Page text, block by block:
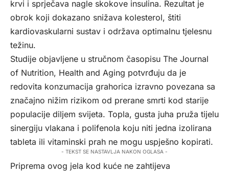
krvi i sprječava nagle skokove insulina. Rezultat je
obrok koji dokazano snižava kolesterol, štiti
kardiovaskularni sustav i održava optimalnu tjelesnu
težinu.
Studije objavljene u stručnom časopisu The Journal
of Nutrition, Health and Aging potvrđuju da je
redovita konzumacija grahorica izravno povezana sa
značajno nižim rizikom od prerane smrti kod starije
populacije diljem svijeta. Topla, gusta juha pruža tijelu
sinergiju vlakana i polifenola koju niti jedna izolirana
tableta ili vitaminski prah ne mogu uspješno kopirati.
- TEKST SE NASTAVLJA NAKON OGLASA -
Priprema ovog jela kod kuće ne zahtijeva